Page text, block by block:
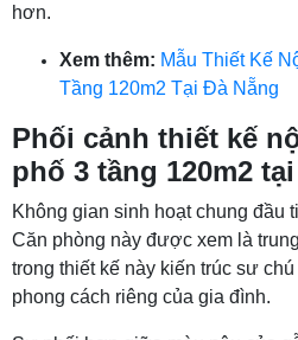
hơn.
Xem thêm: Mẫu Thiết Kế
Tầng 120m2 Tại Đà Nẵng
Phối cảnh thiết kế
phố 3 tầng 120m2 tại
Không gian sinh hoạt chung đầu
Căn phòng này được xem là
trong thiết kế này kiến trúc sư
phong cách riêng của gia đình.